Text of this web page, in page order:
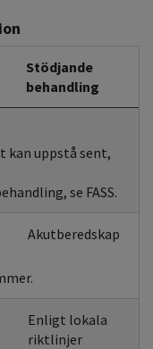
Stödjande
behandling
kan uppstå sent,
se FASS.
Akutberedskap
Enligt lokala
riktlinjer